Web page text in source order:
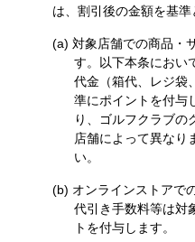
は、割引後の金額を基準
対象店舗での商品・
す。以下本条におい
代金（箱代、レジ袋
準にポイントを付与
り、ゴルフクラブの
店舗によって異なり
い。
オンラインストアで
代引き手数料等は対
トを付与します。